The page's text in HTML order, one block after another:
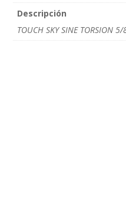
Descripción
TOUCH SKY SINE TORSION